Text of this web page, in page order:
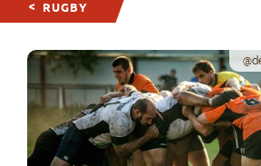
RUGBY